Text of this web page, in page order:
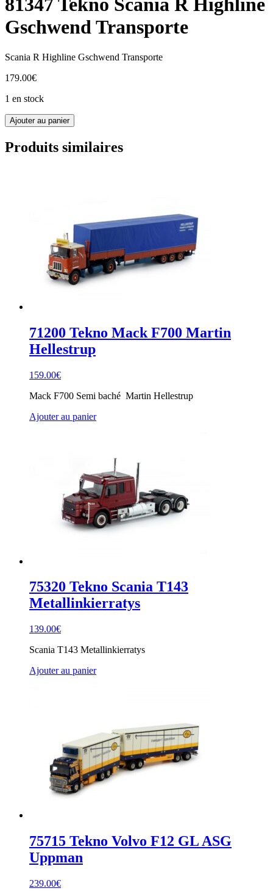
81347 Tekno Scania R Highline
Gschwend Transporte
Scania R Highline Gschwend Transporte
179.00€
1 en stock
quantité
de
81347
Tekno
Ajouter au panier
Produits similaires
71200 Tekno Mack F700 Martin
Hellestrup
159.00€
Mack F700 Semi baché Martin Hellestrup
Ajouter au panier
75320 Tekno Scania T143
Metallinkierratys
139.00€
Scania T143 Metallinkierratys
Ajouter au panier
75715 Tekno Volvo F12 GL ASG
Uppman
239.00€